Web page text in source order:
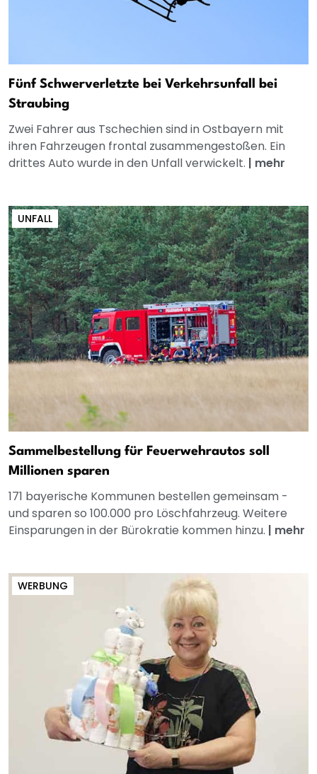
Fünf Schwerverletzte bei Verkehrsunfall bei
Straubing
Zwei Fahrer aus Tschechien sind in Ostbayern mit
ihren Fahrzeugen frontal zusammengestoßen. Ein
drittes Auto wurde in den Unfall verwickelt. | mehr
UNFALL
Sammelbestellung für Feuerwehrautos soll
Millionen sparen
171 bayerische Kommunen bestellen gemeinsam -
und sparen so 100.000 pro Löschfahrzeug. Weitere
Einsparungen in der Bürokratie kommen hinzu. | mehr
WERBUNG